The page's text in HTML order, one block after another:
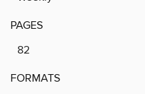
PAGES
82
FORMATS